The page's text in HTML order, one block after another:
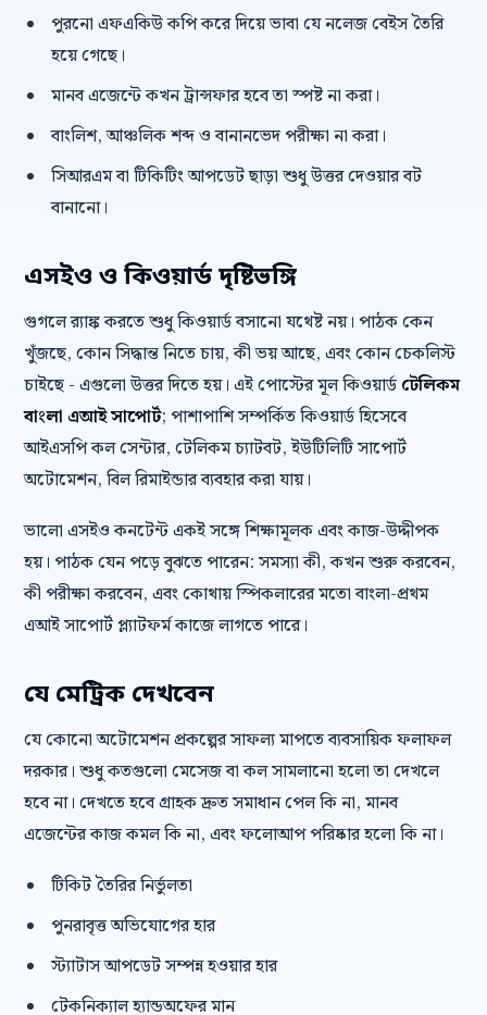
পুরনো এফএকিউ কপি করে দিয়ে ভাবা যে নলেজ বেইস তৈরি
হয়ে গেছে।
মানব এজেন্টে কখন ট্রান্সফার হবে তা স্পষ্ট না করা।
বাংলিশ, আঞ্চলিক শব্দ ও বানানভেদ পরীক্ষা না করা।
সিআরএম বা টিকিটিং আপডেট ছাড়া শুধু উত্তর দেওয়ার বট
বানানো।
এসইও ও কিওয়ার্ড দৃষ্টিভঙ্গি
গুগলে র‍্যাঙ্ক করতে শুধু কিওয়ার্ড বসানো যথেষ্ট নয়। পাঠক কেন
খুঁজছে, কোন সিদ্ধান্ত নিতে চায়, কী ভয় আছে, এবং কোন চেকলিস্ট
চাইছে - এগুলো উত্তর দিতে হয়। এই পোস্টের মূল কিওয়ার্ড টেলিকম
বাংলা এআই সাপোর্ট; পাশাপাশি সম্পর্কিত কিওয়ার্ড হিসেবে
আইএসপি কল সেন্টার, টেলিকম চ্যাটবট, ইউটিলিটি সাপোর্ট
অটোমেশন, বিল রিমাইন্ডার ব্যবহার করা যায়।
ভালো এসইও কনটেন্ট একই সঙ্গে শিক্ষামূলক এবং কাজ-উদ্দীপক
হয়। পাঠক যেন পড়ে বুঝতে পারেন: সমস্যা কী, কখন শুরু করবেন,
কী পরীক্ষা করবেন, এবং কোথায় স্পিকলারের মতো বাংলা-প্রথম
এআই সাপোর্ট প্ল্যাটফর্ম কাজে লাগতে পারে।
যে মেট্রিক দেখবেন
যে কোনো অটোমেশন প্রকল্পের সাফল্য মাপতে ব্যবসায়িক ফলাফল
দরকার। শুধু কতগুলো মেসেজ বা কল সামলানো হলো তা দেখলে
হবে না। দেখতে হবে গ্রাহক দ্রুত সমাধান পেল কি না, মানব
এজেন্টের কাজ কমল কি না, এবং ফলোআপ পরিষ্কার হলো কি না।
টিকিট তৈরির নির্ভুলতা
পুনরাবৃত্ত অভিযোগের হার
স্ট্যাটাস আপডেট সম্পন্ন হওয়ার হার
টেকনিক্যাল হ্যান্ডঅফের মান